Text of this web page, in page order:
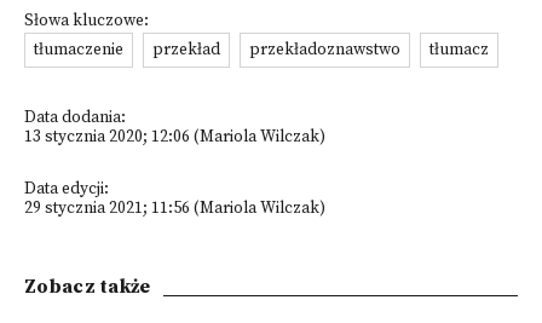
Słowa kluczowe:
tłumaczenie
przekład przekładoznawstwo tłumacz
Data dodania:
13 stycznia 2020; 12:06 (Mariola Wilczak)
Data edycji:
29 stycznia 2021; 11:56 (Mariola Wilczak)
Zobacz także